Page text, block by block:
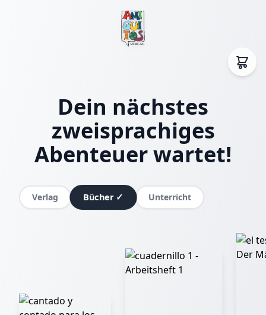
Dein nächstes
zweisprachiges
Abenteuer wartet!
Verlag Bücher ✓ Unterricht